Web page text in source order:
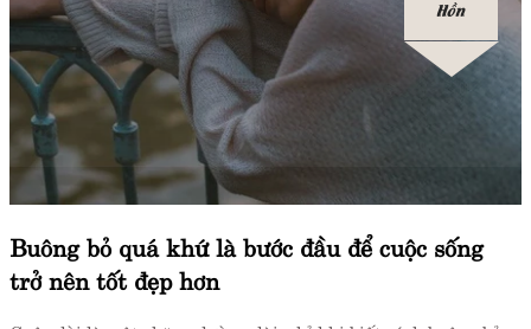
Hồn
Buông bỏ quá khứ là bước đầu để cuộc sống
trở nên tốt đẹp hơn